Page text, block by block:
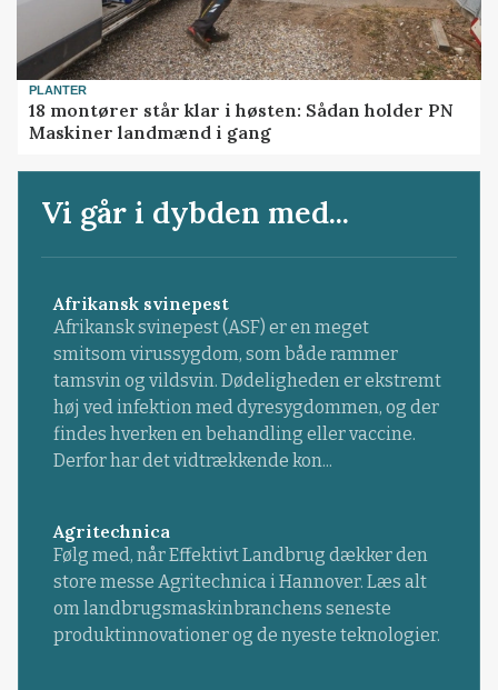
PLANTER
18 montører står klar i høsten: Sådan holder PN
Maskiner landmænd i gang
Vi går i dybden med...
Afrikansk svinepest
Afrikansk svinepest (ASF) er en meget
smitsom virussygdom, som både rammer
tamsvin og vildsvin. Dødeligheden er ekstremt
høj ved infektion med dyresygdommen, og der
findes hverken en behandling eller vaccine.
Derfor har det vidtrækkende kon...
Agritechnica
Følg med, når Effektivt Landbrug dækker den
store messe Agritechnica i Hannover. Læs alt
om landbrugsmaskinbranchens seneste
produktinnovationer og de nyeste teknologier.